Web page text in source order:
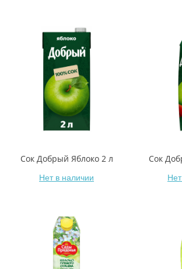
Сок Добрый Яблоко 2 л
Нет в наличии
Сок